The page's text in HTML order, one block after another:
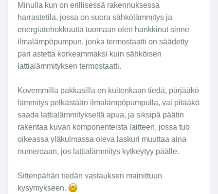
Minulla kun on erillisessä rakennuksessa
harrastetila, jossa on suora sähkölämmitys ja
energiatehokkuutta tuomaan olen hankkinut sinne
ilmalämpöpumpun, jonka termostaatti on säädetty
pari astetta korkeammaksi kuin sähköisen
lattialämmityksen termostaatti.
Kovemmilla pakkasilla en kuitenkaan tiedä, pärjääkö
lämmitys pelkästään ilmalämpöpumpulla, vai pitääkö
saada lattialämmitykseltä apua, ja siksipä päätin
rakentaa kuvan komponenteista laitteen, jossa tuo
oikeassa yläkulmassa oleva laskuri muuttaa aina
numeroaan, jos lattialämmitys kytkeytyy päälle.
Sittenpähän tiedän vastauksen mainittuun
kysymykseen.